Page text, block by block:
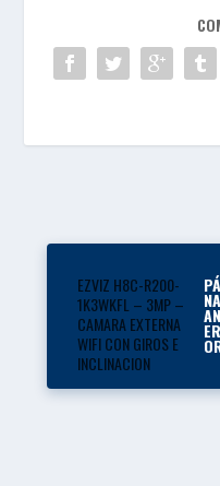
EZVIZ H8C-R200-
1K3WKFL – 3MP –
CAMARA EXTERNA
WIFI CON GIROS E
INCLINACION
NA